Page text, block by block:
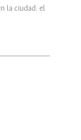
la ciudad: el